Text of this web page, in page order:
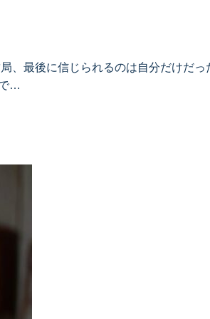
、最後に信じられるのは自分だけだっ
…